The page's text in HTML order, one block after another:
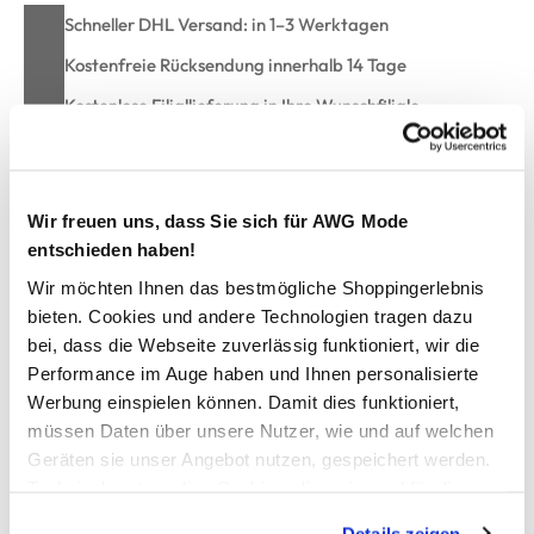
Wir freuen uns, dass Sie sich für AWG Mode
entschieden haben!
Wir möchten Ihnen das bestmögliche Shoppingerlebnis
bieten. Cookies und andere Technologien tragen dazu
bei, dass die Webseite zuverlässig funktioniert, wir die
Performance im Auge haben und Ihnen personalisierte
Werbung einspielen können. Damit dies funktioniert,
müssen Daten über unsere Nutzer, wie und auf welchen
Geräten sie unser Angebot nutzen, gespeichert werden.
Schneller DHL Versand: in 1–3 Werktagen
Kostenfreie Rücksendung innerhalb 14 Tage
Kostenlose Filiallieferung in Ihre Wunschfiliale
Damen Sweatshirt mit Colorblocking
hübsches Sweatshirt von Lisa Tossa
mit Kelchkragen
überschnittene Ärmel
Colorblocking und Glitzer-Schriftprint
angenehmes Material